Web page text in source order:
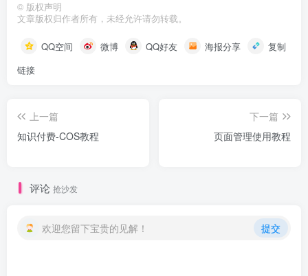
© 版权声明
文章版权归作者所有，未经允许请勿转载。
QQ空间 微博 QQ好友 海报分享
复制
链接
上一篇
知识付费-COS教程
下一篇
页面管理使用教程
评论 抢沙发
欢迎您留下宝贵的见解！ 提交